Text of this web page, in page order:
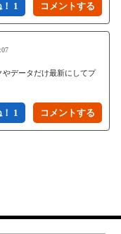
1
データだけ最新にしてプ
1